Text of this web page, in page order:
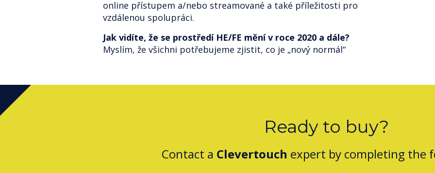
online přístupem a/nebo streamované a také příležitosti pro
vzdálenou spolupráci.
Jak vidíte, že se prostředí HE/FE mění v roce 2020 a dále?
Myslím, že všichni potřebujeme zjistit, co je „nový normál“
Ready to buy?
Contact a Clevertouch expert by completing the